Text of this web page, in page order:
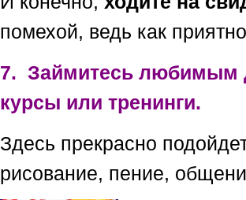
помехой, ведь как
7. Займитесь любимым
курсы или тренинги.
Здесь прекрасно
рисование, пение,